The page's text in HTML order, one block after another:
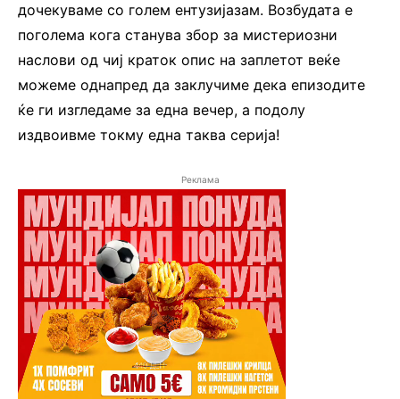
дочекуваме со голем ентузијазам. Возбудата е
поголема кога станува збор за мистериозни
наслови од чиј краток опис на заплетот веќе
можеме однапред да заклучиме дека епизодите
ќе ги изгледаме за една вечер, а подолу
издвоивме токму една таква серија!
Реклама